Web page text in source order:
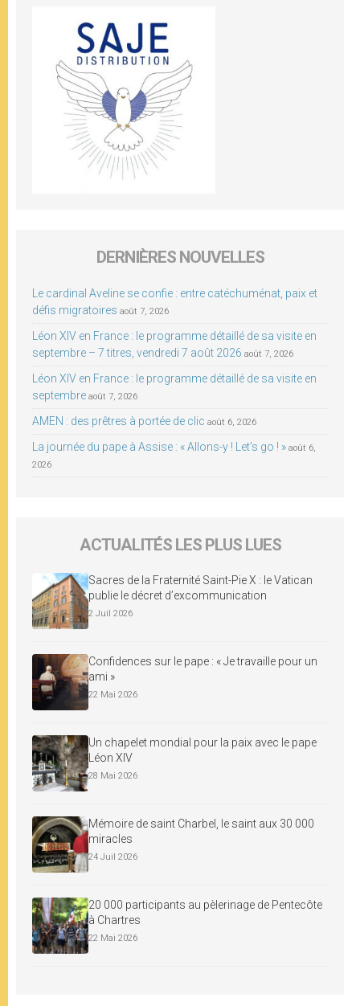
DERNIÈRES NOUVELLES
Le cardinal Aveline se confie : entre catéchuménat, paix et
défis migratoires août 7, 2026
Léon XIV en France : le programme détaillé de sa visite en
septembre – 7 titres, vendredi 7 août 2026 août 7, 2026
Léon XIV en France : le programme détaillé de sa visite en
septembre août 7, 2026
AMEN : des prêtres à portée de clic août 6, 2026
La journée du pape à Assise : « Allons-y ! Let’s go ! » août 6,
2026
ACTUALITÉS LES PLUS LUES
Sacres de la Fraternité Saint-Pie X : le Vatican
publie le décret d’excommunication
2 Juil 2026
Confidences sur le pape : « Je travaille pour un
ami »
22 Mai 2026
Un chapelet mondial pour la paix avec le pape
Léon XIV
28 Mai 2026
Mémoire de saint Charbel, le saint aux 30 000
miracles
24 Juil 2026
20 000 participants au pèlerinage de Pentecôte
à Chartres
22 Mai 2026